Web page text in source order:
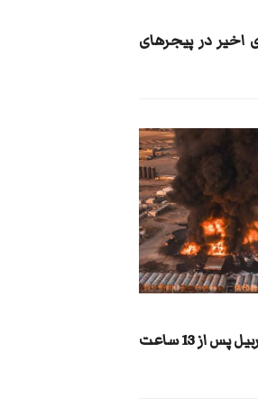
اخیر در پیجرهای
آتش سوزی پالایشگاه گویر در اربیل پس از 13 ساعت